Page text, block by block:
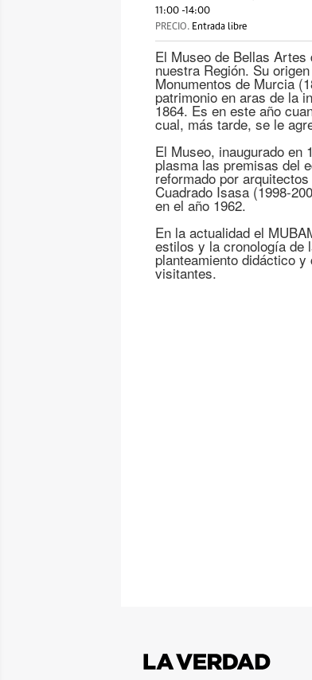
11:00 -14:00
PRECIO. Entrada libre
El Museo de Bellas
nuestra Región. Su
Monumentos de Murcia
patrimonio en aras de la
1864. Es en este año
cual, más tarde, se le
El Museo, inaugurado en
plasma las premisas del
reformado por
Cuadrado Isasa (1998-
en el año 1962.
En la actualidad el
estilos y la cronología de
planteamiento didáctico
visitantes.